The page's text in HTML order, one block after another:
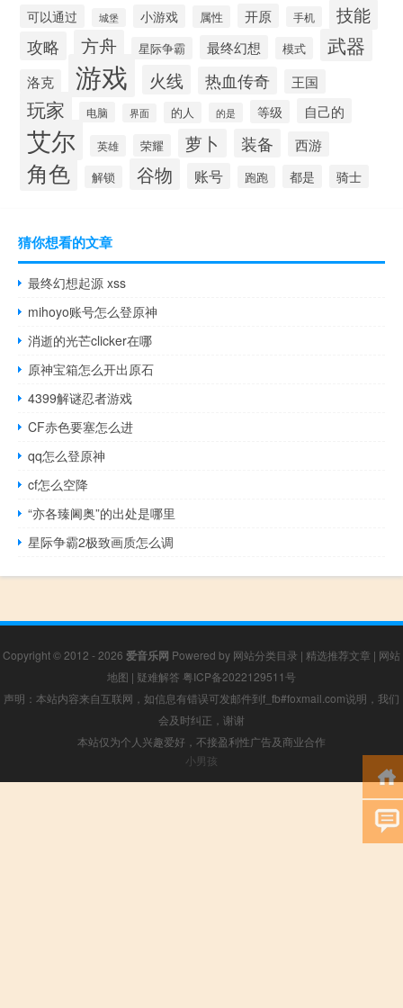
可以通过 城堡 小游戏 属性 开原 手机 技能
攻略 方舟 星际争霸 最终幻想 模式 武器
洛克 游戏 火线 热血传奇 王国
玩家 电脑 界面 的人 的是 等级 自己的
艾尔 英雄 荣耀 萝卜 装备 西游
角色 解锁 谷物 账号 跑跑 都是 骑士
猜你想看的文章
最终幻想起源 xss
mihoyo账号怎么登原神
消逝的光芒clicker在哪
原神宝箱怎么开出原石
4399解谜忍者游戏
CF赤色要塞怎么进
qq怎么登原神
cf怎么空降
“亦各臻阃奥”的出处是哪里
星际争霸2极致画质怎么调
Copyright © 2012 - 2026 爱音乐网 Powered by 网站分类目录 | 精选推荐文章 | 网站
地图 | 疑难解答 粤ICP备2022129511号
声明：本站内容来自互联网，如信息有错误可发邮件到f_fb#foxmail.com说明，我们
会及时纠正，谢谢
本站仅为个人兴趣爱好，不接盈利性广告及商业合作
小男孩